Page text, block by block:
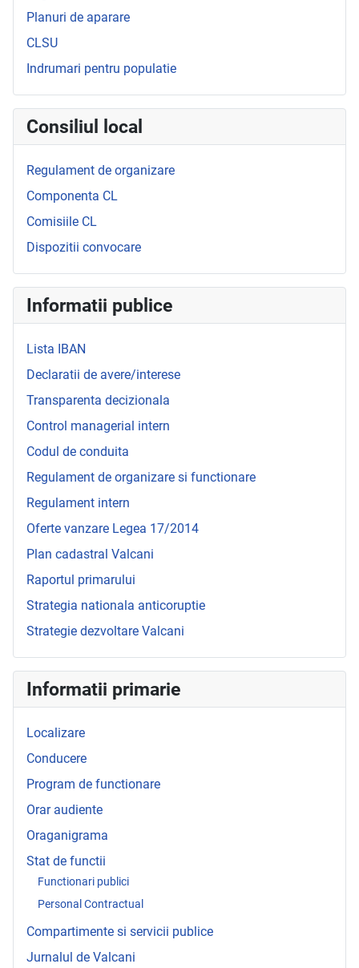
Planuri de aparare
CLSU
Indrumari pentru populatie
Consiliul local
Regulament de organizare
Componenta CL
Comisiile CL
Dispozitii convocare
Informatii publice
Lista IBAN
Declaratii de avere/interese
Transparenta decizionala
Control managerial intern
Codul de conduita
Regulament de organizare si functionare
Regulament intern
Oferte vanzare Legea 17/2014
Plan cadastral Valcani
Raportul primarului
Strategia nationala anticoruptie
Strategie dezvoltare Valcani
Informatii primarie
Localizare
Conducere
Program de functionare
Orar audiente
Oraganigrama
Stat de functii
Functionari publici
Personal Contractual
Compartimente si servicii publice
Jurnalul de Valcani